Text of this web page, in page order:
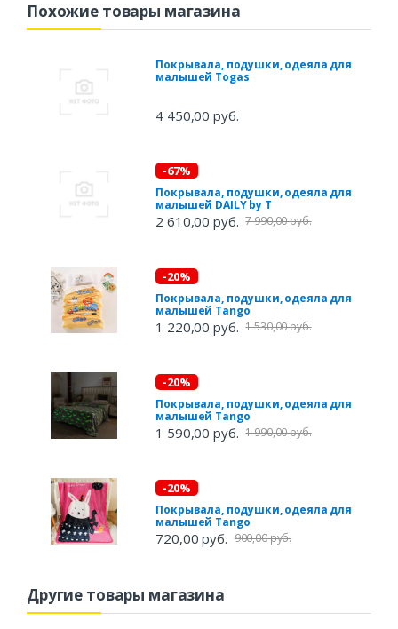
Похожие товары магазина
Покрывала, подушки, одеяла для
малышей Togas
4 450,00 руб.
-67%
Покрывала, подушки, одеяла для
малышей DAILY by T
2 610,00 руб. 7 990,00 руб.
-20%
Покрывала, подушки, одеяла для
малышей Tango
1 220,00 руб. 1 530,00 руб.
-20%
Покрывала, подушки, одеяла для
малышей Tango
1 590,00 руб. 1 990,00 руб.
-20%
Покрывала, подушки, одеяла для
малышей Tango
720,00 руб. 900,00 руб.
Другие товары магазина